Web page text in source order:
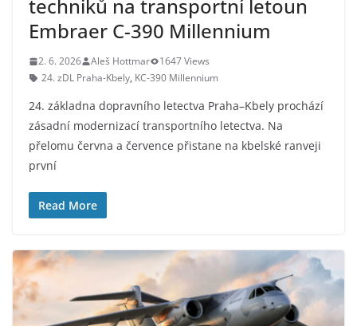
techniků na transportní letoun
Embraer C-390 Millennium
2. 6. 2026 Aleš Hottmar
1647 Views
24. zDL Praha-Kbely, KC-390 Millennium
24. základna dopravního letectva Praha–Kbely prochází
zásadní modernizací transportního letectva. Na
přelomu června a července přistane na kbelské ranveji
první
Read More